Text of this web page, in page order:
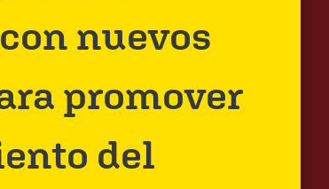
nuevos
promover
del